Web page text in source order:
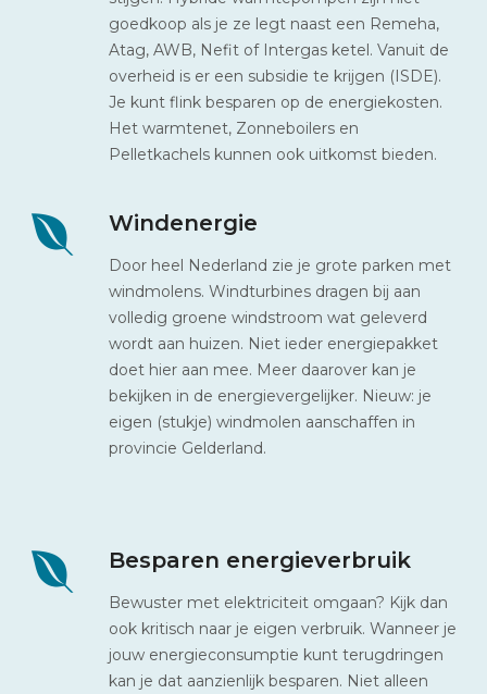
goedkoop als je ze legt naast een Remeha,
Atag, AWB, Nefit of Intergas ketel. Vanuit de
overheid is er een subsidie te krijgen (ISDE).
Je kunt flink besparen op de energiekosten.
Het warmtenet, Zonneboilers en
Pelletkachels kunnen ook uitkomst bieden.
Windenergie
Door heel Nederland zie je grote parken met
windmolens. Windturbines dragen bij aan
volledig groene windstroom wat geleverd
wordt aan huizen. Niet ieder energiepakket
doet hier aan mee. Meer daarover kan je
bekijken in de energievergelijker. Nieuw: je
eigen (stukje) windmolen aanschaffen in
provincie Gelderland.
Besparen energieverbruik
Bewuster met elektriciteit omgaan? Kijk dan
ook kritisch naar je eigen verbruik. Wanneer je
jouw energieconsumptie kunt terugdringen
kan je dat aanzienlijk besparen. Niet alleen